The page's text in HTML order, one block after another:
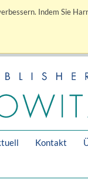
Indem Sie
Kontakt